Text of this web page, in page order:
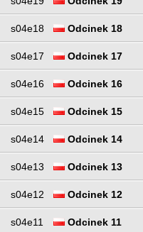
s04e18 Odcinek 18
s04e17 Odcinek 17
s04e16 Odcinek 16
s04e15 Odcinek 15
s04e14 Odcinek 14
s04e13 Odcinek 13
s04e12 Odcinek 12
s04e11 Odcinek 11